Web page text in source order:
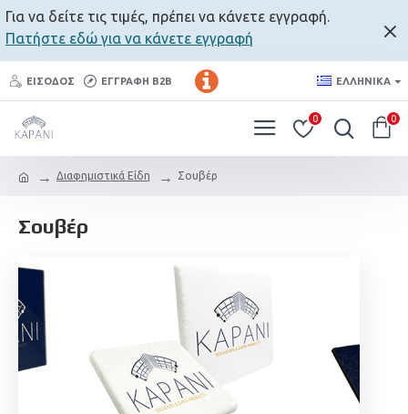
Για να δείτε τις τιμές, πρέπει να κάνετε εγγραφή.
Πατήστε εδώ για να κάνετε εγγραφή
ΕΊΣΟΔΟΣ ΕΓΓΡΑΦΉ B2B ΕΛΛΗΝΙΚΆ
0 0
Διαφημιστικά Είδη Σουβέρ
Σουβέρ